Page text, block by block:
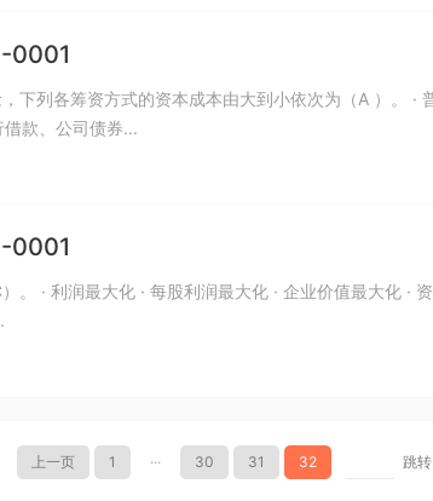
0001
资本成本由大到小依次为（A ）。 · 普通股、公司债券、银行借款 · 公司债
通股、银行借款、公司债券...
0001
化 2. 下列
上一页 1 ··· 30 31 32 跳转